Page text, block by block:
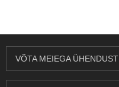
VÕTA MEIEGA ÜHENDUST